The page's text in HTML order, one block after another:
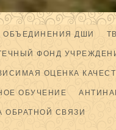
ОБЪЕДИНЕНИЯ ДШИ
ФОНД
ОЦЕНКА
ОБУЧЕНИЕ
ОБРАТНОЙ СВЯЗИ